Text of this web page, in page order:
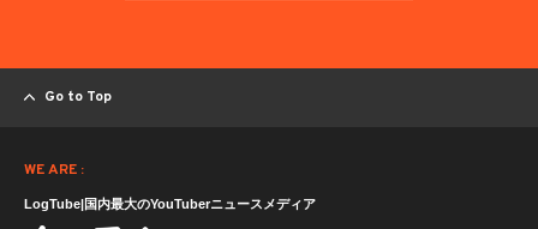
Go to Top
WE ARE :
LogTube|国内最大のYouTuberニュースメディア